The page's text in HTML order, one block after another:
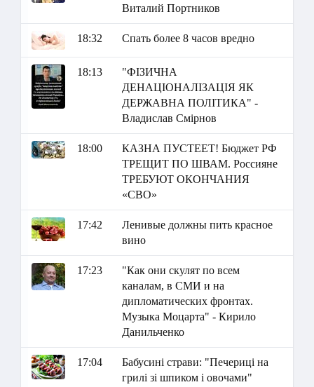
Виталий Портников
18:32 Спать более 8 часов вредно
18:13
"ФІЗИЧНА
ДЕНАЦІОНАЛІЗАЦІЯ ЯК
ДЕРЖАВНА ПОЛІТИКА" -
Владислав Смірнов
18:00
КАЗНА ПУСТЕЕТ! Бюджет РФ
ТРЕЩИТ ПО ШВАМ. Россияне
ТРЕБУЮТ ОКОНЧАНИЯ
«СВО»
17:42
Ленивые должны пить красное
вино
17:23
"Как они скулят по всем
каналам, в СМИ и на
дипломатических фронтах.
Музыка Моцарта" - Кирило
Данильченко
17:04
Бабусині страви: "Печериці на
грилі зі шпиком і овочами"